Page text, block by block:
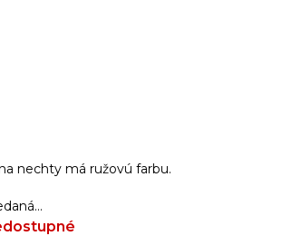
nechty má ružovú farbu.